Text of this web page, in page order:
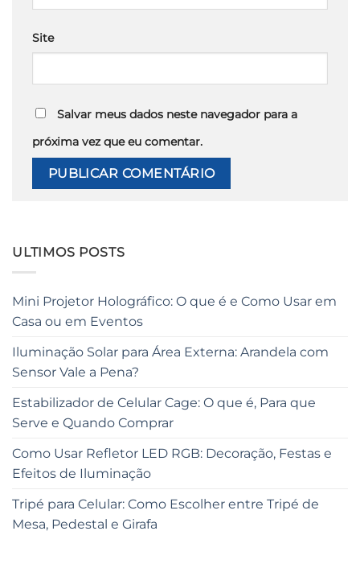
Site
Salvar meus dados neste navegador para a
próxima vez que eu comentar.
ULTIMOS POSTS
Mini Projetor Holográfico: O que é e Como Usar em
Casa ou em Eventos
Iluminação Solar para Área Externa: Arandela com
Sensor Vale a Pena?
Estabilizador de Celular Cage: O que é, Para que
Serve e Quando Comprar
Como Usar Refletor LED RGB: Decoração, Festas e
Efeitos de Iluminação
Tripé para Celular: Como Escolher entre Tripé de
Mesa, Pedestal e Girafa